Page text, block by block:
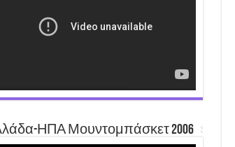
ΗΠΑ Μουντομπάσκετ 2006